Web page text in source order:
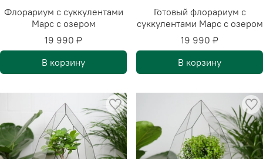
Флорариум с суккулентами
Марс с озером
19 990 ₽
В корзину
Готовый флорариум с
суккулентами Марс с озером
19 990 ₽
В корзину